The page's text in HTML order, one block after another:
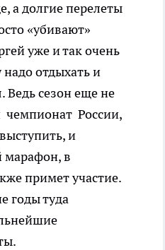
а долгие перелеты
«убивают»
уже и так очень
отдыхать и
Ведь сезон еще не
чемпионат России,
и
в
примет участие.
годы туда